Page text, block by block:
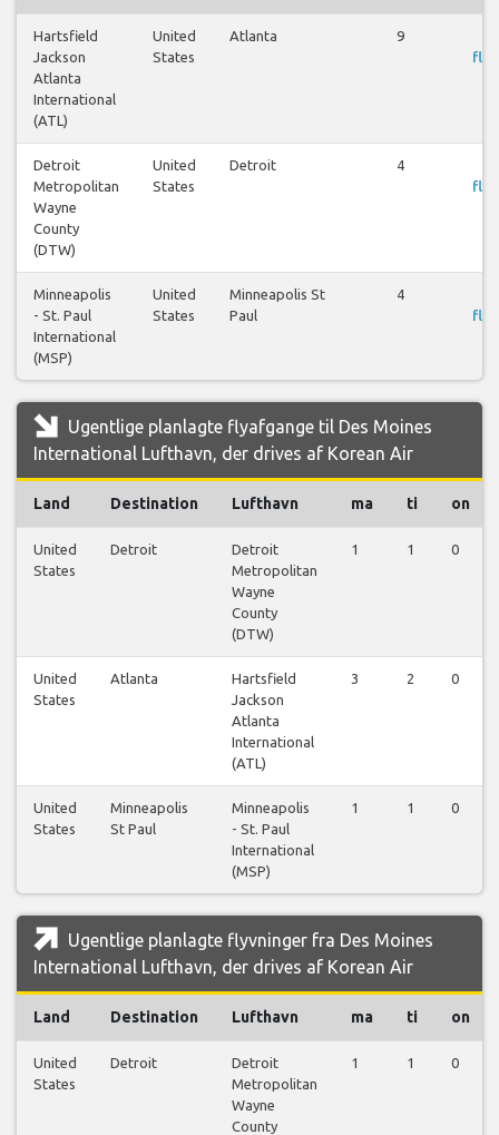
Hartsfield
Jackson
Atlanta
International
(ATL)
United
States
Atlanta 9
Detroit
Metropolitan
Wayne
County
(DTW)
United
States
Detroit 4
Minneapolis
- St. Paul
International
(MSP)
United
States
Minneapolis St
Paul
4
Ugentlige planlagte flyafgange til Des Moines
International Lufthavn, der drives af Korean Air
Land Destination Lufthavn ma ti on
United
States
Detroit
Detroit
Metropolitan
Wayne
County
(DTW)
1 1 0
United
States
Atlanta
Hartsfield
Jackson
Atlanta
International
(ATL)
3 2 0
United
States
Minneapolis
St Paul
Minneapolis
- St. Paul
International
(MSP)
1 1 0
Ugentlige planlagte flyvninger fra Des Moines
International Lufthavn, der drives af Korean Air
Land Destination Lufthavn ma ti on
United
States
Detroit
Detroit
Metropolitan
Wayne
County
1 1 0